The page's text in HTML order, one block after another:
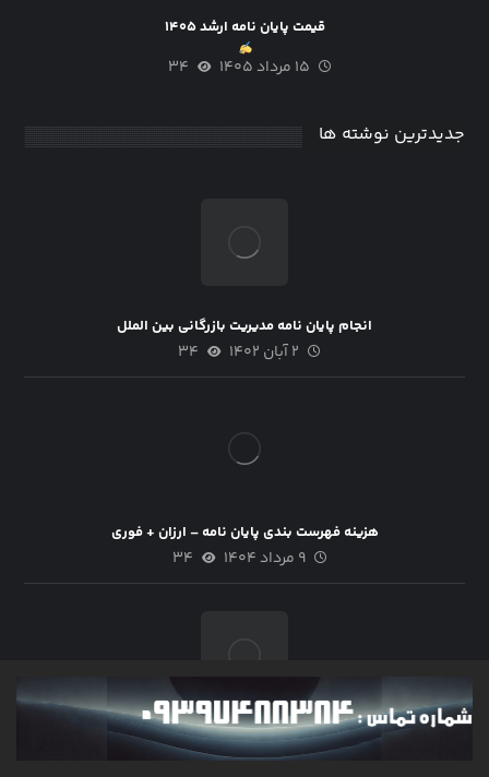
قیمت پایان نامه ارشد ۱۴۰۵
۱۵ مرداد ۱۴۰۵ ۳۴
جدیدترین نوشته ها
انجام پایان نامه مدیریت بازرگانی بین الملل
۲ آبان ۱۴۰۲ ۳۴
هزینه فهرست بندی پایان نامه – ارزان + فوری
۹ مرداد ۱۴۰۴ ۳۴
انجام پایان نامه دانشجویی ++ قیمت مناسب ++ تضمینی
۲۳ دی ۱۴۰۳